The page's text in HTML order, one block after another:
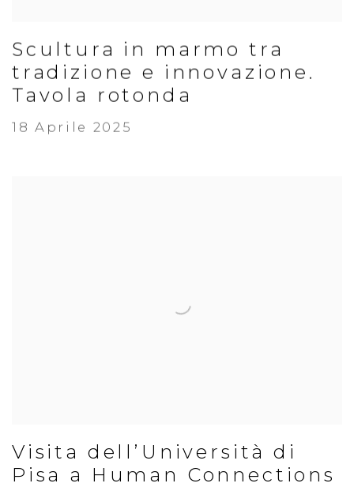
Scultura in marmo tra
tradizione e innovazione.
Tavola rotonda
18 Aprile 2025
Visita dell’Università di
Pisa a Human Connections